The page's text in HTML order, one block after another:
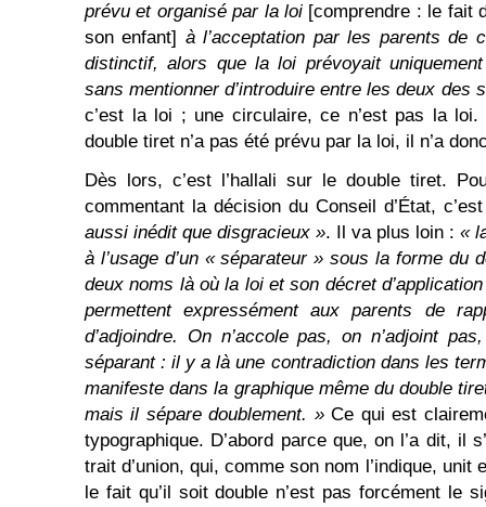
prévu et organisé par la loi [comprendre : le fait
son enfant] à l’acceptation par les parents de
distinctif, alors que la loi prévoyait
sans mentionner d’introduire entre les deux des
c’est la loi ; une circulaire, ce n’est pas la
double tiret n’a pas été prévu par la loi, il n’a
Dès lors, c’est l’hallali sur le double tiret.
commentant la décision du Conseil d’État,
aussi inédit que disgracieux ». Il va plus loin : «
à l’usage d’un « séparateur » sous la forme du
deux noms là où la loi et son décret
permettent expressément aux parents de
d’adjoindre. On n’accole pas, on n’adjoint
séparant : il y a là une contradiction dans les
manifeste dans la graphique même du double
mais il sépare doublement. »Ce qui est
typographique. D’abord parce que, on l’a dit, il
trait d’union, qui, comme son nom l’indique, unit
le fait qu’il soit double n’est pas forcément le